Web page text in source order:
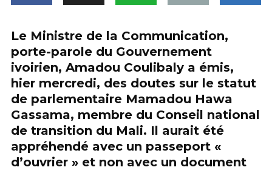
Le Ministre de la Communication,
porte-parole du Gouvernement
ivoirien, Amadou Coulibaly a émis,
hier mercredi, des doutes sur le statut
de parlementaire Mamadou Hawa
Gassama, membre du Conseil national
de transition du Mali. Il aurait été
appréhendé avec un passeport «
d’ouvrier » et non avec un document